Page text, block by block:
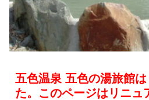
五色温泉 五色の湯旅館
た。このページはリニュ